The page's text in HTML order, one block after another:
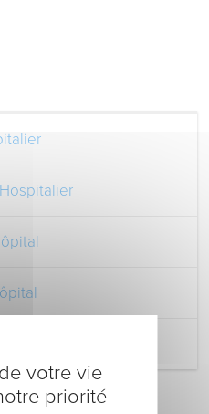
votre vie
priorité